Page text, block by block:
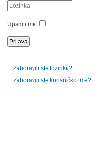
Upamti me
Zaboravili ste lozinku?
Zaboravili ste korisničko ime?